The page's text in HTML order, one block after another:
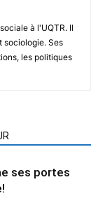
à l'UQTR. Il
sociologie. Ses
les politiques
ses portes